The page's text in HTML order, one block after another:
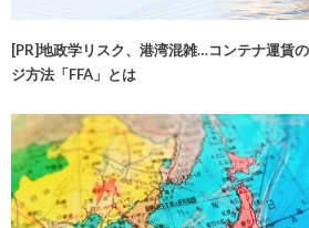
[PR]地政学リスク、港湾混雑…コンテナ運賃
ジ方法「FFA」とは